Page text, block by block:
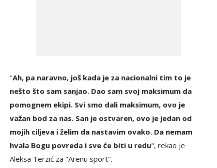
"Ah, pa naravno, još kada je za nacionalni tim to je
nešto što sam sanjao. Dao sam svoj maksimum da
pomognem ekipi. Svi smo dali maksimum, ovo je
važan bod za nas. San je ostvaren, ovo je jedan od
mojih ciljeva i želim da nastavim ovako. Da nemam
hvala Bogu povreda i sve će biti u redu", rekao je
Aleksa Terzić za "Arenu sport".